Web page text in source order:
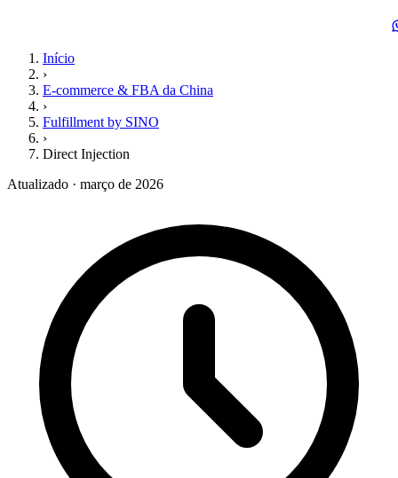
Início
›
E-commerce & FBA da China
›
Fulfillment by SINO
›
Direct Injection
Atualizado · março de 2026